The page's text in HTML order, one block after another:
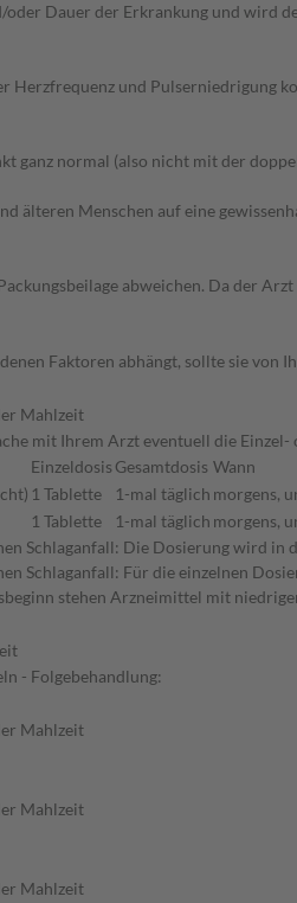
Dauer der Erkrankung und wird
und Pulserniedrigung
ganz normal (also nicht mit der
älteren Menschen auf eine
abweichen. Da der
Faktoren abhängt, sollte sie von
Mahlzeit
mit Ihrem Arzt eventuell die
Einzeldosis Gesamtdosis Wann
1 Tablette 1-mal täglich morgens,
1 Tablette 1-mal täglich morgens,
Schlaganfall: Die Dosierung wird
Schlaganfall: Für die einzelnen
stehen Arzneimittel mit
- Folgebehandlung:
Mahlzeit
Mahlzeit
Mahlzeit